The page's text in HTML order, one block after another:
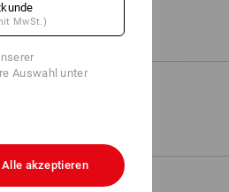
MwSt.)
Auswahl unter
Alle akzeptieren